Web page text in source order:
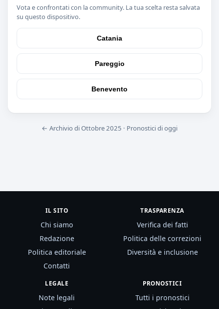
Vota e confrontati con la community. La tua scelta resta salvata
su questo dispositivo.
Catania
Pareggio
Benevento
← Archivio di Ottobre 2025 · Pronostici di oggi
IL SITO
Chi siamo
Redazione
Politica editoriale
Contatti
TRASPARENZA
Verifica dei fatti
Politica delle correzioni
Diversità e inclusione
LEGALE
Note legali
PRONOSTICI
Tutti i pronostici